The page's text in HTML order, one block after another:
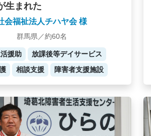
生まれた
会福祉法人チハヤ会 様
群馬県／約60名
援助
放課後等デイサービス
相談支援 障害者支援施設